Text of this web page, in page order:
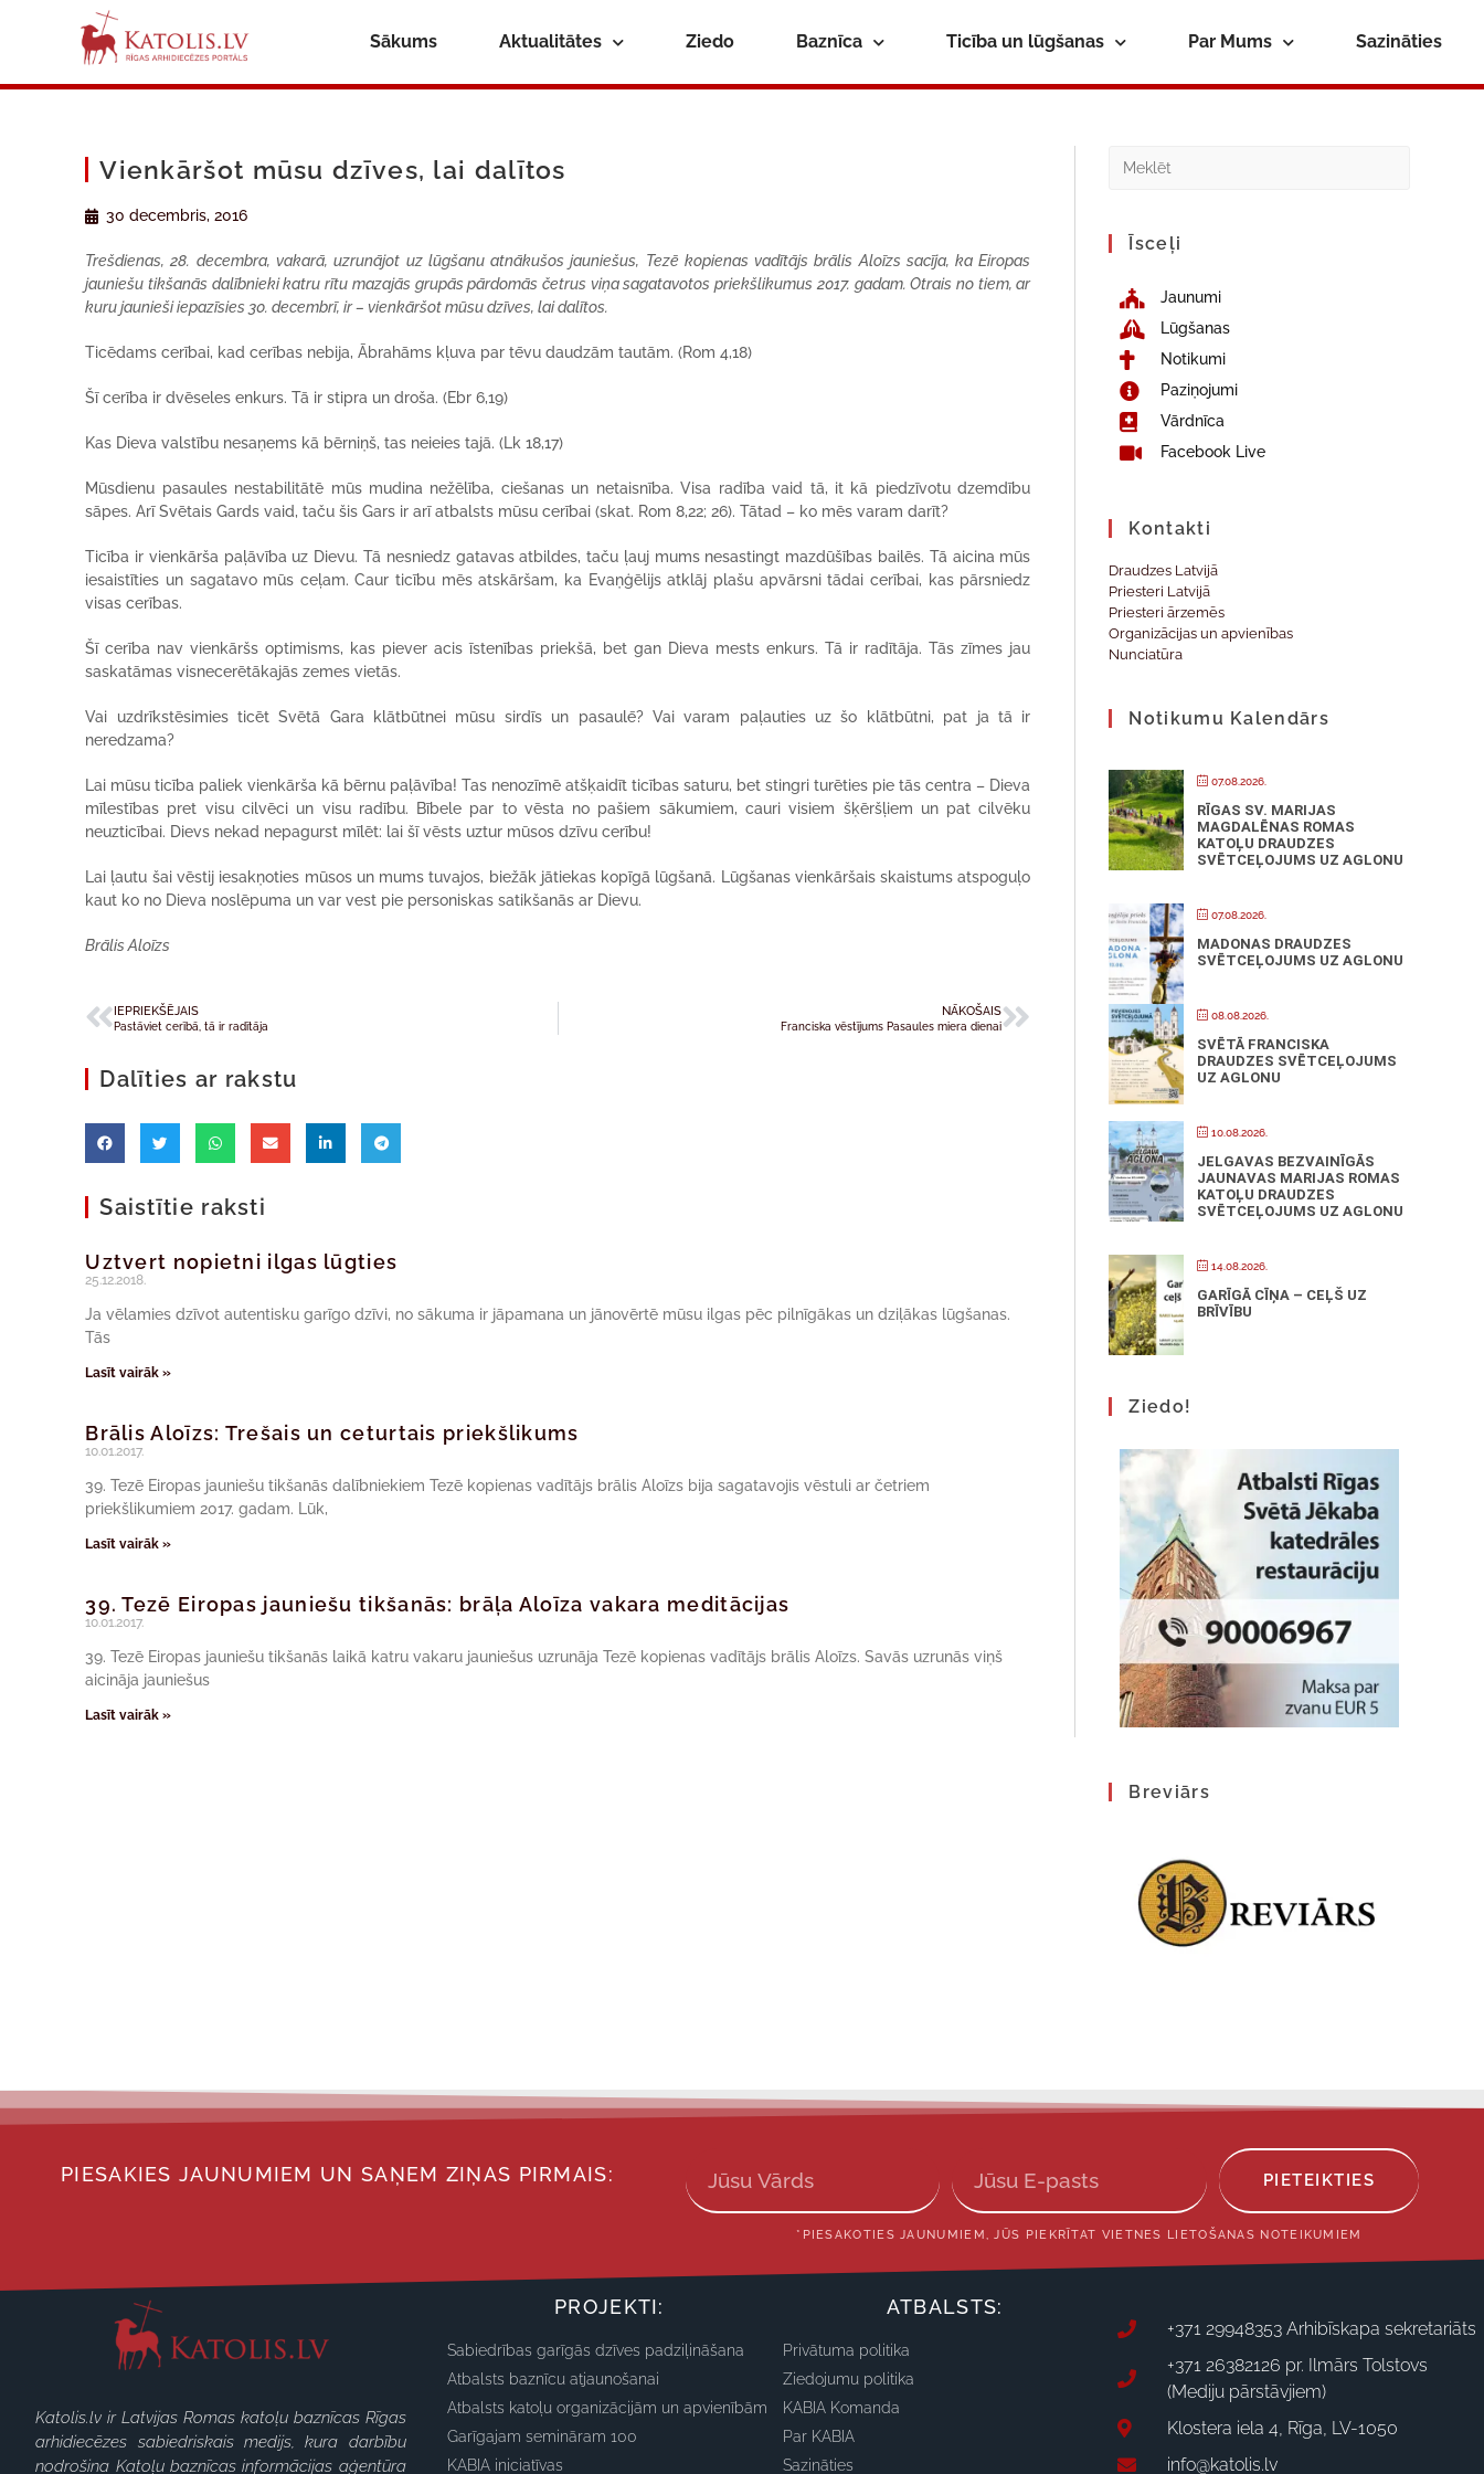
Sākums Aktualitātes Ziedo Baznīca Ticība un lūgšanas Par Mums Sazināties
Vienkāršot mūsu dzīves, lai dalītos
30 decembris, 2016
Trešdienas, 28. decembra, vakarā, uzrunājot uz lūgšanu atnākušos jauniešus, Tezē kopienas vadītājs brālis Aloīzs sacīja, ka Eiropas
jauniešu tikšanās dalībnieki katru rītu mazajās grupās pārdomās četrus viņa sagatavotos priekšlikumus 2017. gadam. Otrais no tiem, ar
kuru jaunieši iepazīsies 30. decembrī, ir – vienkāršot mūsu dzīves, lai dalītos.
Ticēdams cerībai, kad cerības nebija, Ābrahāms kļuva par tēvu daudzām tautām. (Rom 4,18)
Šī cerība ir dvēseles enkurs. Tā ir stipra un droša. (Ebr 6,19)
Kas Dieva valstību nesaņems kā bērniņš, tas neieies tajā. (Lk 18,17)
Mūsdienu pasaules nestabilitātē mūs mudina nežēlība, ciešanas un netaisnība. Visa radība vaid tā, it kā piedzīvotu dzemdību
sāpes. Arī Svētais Gards vaid, taču šis Gars ir arī atbalsts mūsu cerībai (skat. Rom 8,22; 26). Tātad – ko mēs varam darīt?
Ticība ir vienkārša paļāvība uz Dievu. Tā nesniedz gatavas atbildes, taču ļauj mums nesastingt mazdūšības bailēs. Tā aicina mūs
iesaistīties un sagatavo mūs ceļam. Caur ticību mēs atskāršam, ka Evaņģēlijs atklāj plašu apvārsni tādai cerībai, kas pārsniedz
visas cerības.
Šī cerība nav vienkāršs optimisms, kas piever acis īstenības priekšā, bet gan Dieva mests enkurs. Tā ir radītāja. Tās zīmes jau
saskatāmas visnecerētākajās zemes vietās.
Vai uzdrīkstēsimies ticēt Svētā Gara klātbūtnei mūsu sirdīs un pasaulē? Vai varam paļauties uz šo klātbūtni, pat ja tā ir
neredzama?
Lai mūsu ticība paliek vienkārša kā bērnu paļāvība! Tas nenozīmē atšķaidīt ticības saturu, bet stingri turēties pie tās centra – Dieva
mīlestības pret visu cilvēci un visu radību. Bībele par to vēsta no pašiem sākumiem, cauri visiem šķēršļiem un pat cilvēku
neuzticībai. Dievs nekad nepagurst mīlēt: lai šī vēsts uztur mūsos dzīvu cerību!
Lai ļautu šai vēstij iesakņoties mūsos un mums tuvajos, biežāk jātiekas kopīgā lūgšanā. Lūgšanas vienkāršais skaistums atspoguļo
kaut ko no Dieva noslēpuma un var vest pie personiskas satikšanās ar Dievu.
Brālis Aloīzs
IEPRIEKŠĒJAIS
Pastāviet cerībā, tā ir radītāja
NĀKOŠAIS
Franciska vēstījums Pasaules miera dienai
Dalīties ar rakstu
Saistītie raksti
Uztvert nopietni ilgas lūgties
25.12.2018.
Ja vēlamies dzīvot autentisku garīgo dzīvi, no sākuma ir jāpamana un jānovērtē mūsu ilgas pēc pilnīgākas un dziļākas lūgšanas.
Tās
Lasīt vairāk »
Brālis Aloīzs: Trešais un ceturtais priekšlikums
10.01.2017.
39. Tezē Eiropas jauniešu tikšanās dalībniekiem Tezē kopienas vadītājs brālis Aloīzs bija sagatavojis vēstuli ar četriem
priekšlikumiem 2017. gadam. Lūk,
Lasīt vairāk »
39. Tezē Eiropas jauniešu tikšanās: brāļa Aloīza vakara meditācijas
10.01.2017.
39. Tezē Eiropas jauniešu tikšanās laikā katru vakaru jauniešus uzrunāja Tezē kopienas vadītājs brālis Aloīzs. Savās uzrunās viņš
aicināja jauniešus
Lasīt vairāk »
Īsceļi
Jaunumi
Lūgšanas
Notikumi
Paziņojumi
Vārdnīca
Facebook Live
Kontakti
Draudzes Latvijā
Priesteri Latvijā
Priesteri ārzemēs
Organizācijas un apvienības
Nunciatūra
Notikumu Kalendārs
07.08.2026.
RĪGAS SV. MARIJAS
MAGDALĒNAS ROMAS
KATOĻU DRAUDZES
SVĒTCEĻOJUMS UZ AGLONU
07.08.2026.
MADONAS DRAUDZES
SVĒTCEĻOJUMS UZ AGLONU
08.08.2026.
SVĒTĀ FRANCISKA
DRAUDZES SVĒTCEĻOJUMS
UZ AGLONU
10.08.2026.
JELGAVAS BEZVAINĪGĀS
JAUNAVAS MARIJAS ROMAS
KATOĻU DRAUDZES
SVĒTCEĻOJUMS UZ AGLONU
14.08.2026.
GARĪGĀ CĪŅA – CEĻŠ UZ
BRĪVĪBU
Ziedo!
Breviārs
PIESAKIES JAUNUMIEM UN SAŅEM ZIŅAS PIRMAIS: PIETEIKTIES
*PIESAKOTIES JAUNUMIEM, JŪS PIEKRĪTAT VIETNES LIETOŠANAS NOTEIKUMIEM
Katolis.lv ir Latvijas Romas katoļu baznīcas Rīgas
arhidiecēzes sabiedriskais medijs, kura darbību
nodrošina Katoļu baznīcas informācijas aģentūra
PROJEKTI:
Sabiedrības garīgās dzīves padziļināšana
Atbalsts baznīcu atjaunošanai
Atbalsts katoļu organizācijām un apvienībām
Garīgajam semināram 100
KABIA iniciatīvas
ATBALSTS:
Privātuma politika
Ziedojumu politika
KABIA Komanda
Par KABIA
Sazināties
+371 29948353 Arhibīskapa sekretariāts
+371 26382126 pr. Ilmārs Tolstovs
(Mediju pārstāvjiem)
Klostera iela 4, Rīga, LV-1050
info@katolis.lv